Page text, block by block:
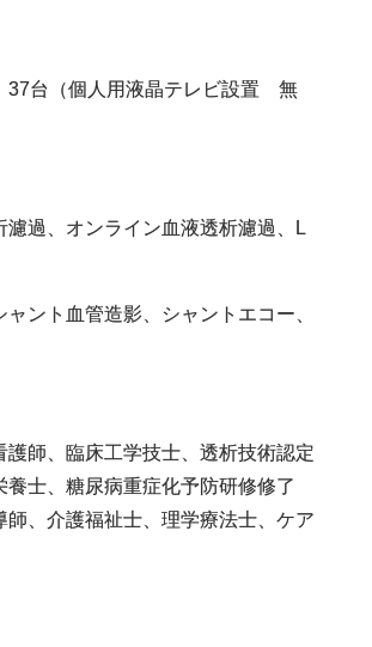
台（個人用液晶テレビ設置 無
濾過、オンライン血液透析濾過、L
ント血管造影、シャントエコー、
護師、臨床工学技士、透析技術認定
養士、糖尿病重症化予防研修修了
師、介護福祉士、理学療法士、ケア